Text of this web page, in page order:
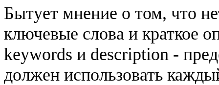
Бытует мнение о том, что
ключевые слова и краткое
keywords и description -
должен использовать